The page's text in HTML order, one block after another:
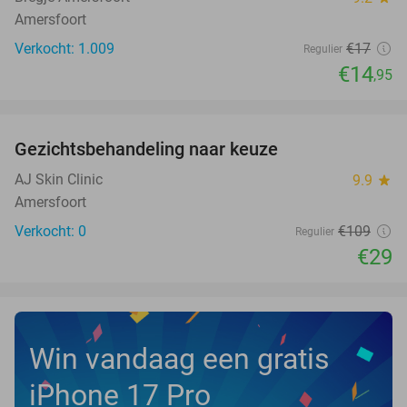
Amersfoort
Verkocht: 1.009
Regulier €17
€14,95
TODAY
Gezichtsbehandeling naar keuze
AJ Skin Clinic 9.9 star
Amersfoort
Verkocht: 0
Regulier €109
€29
Win vandaag een gratis
iPhone 17 Pro